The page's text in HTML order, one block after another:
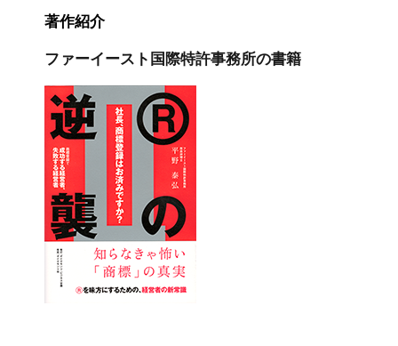
著作紹介
ファーイースト国際特許事務所の書籍